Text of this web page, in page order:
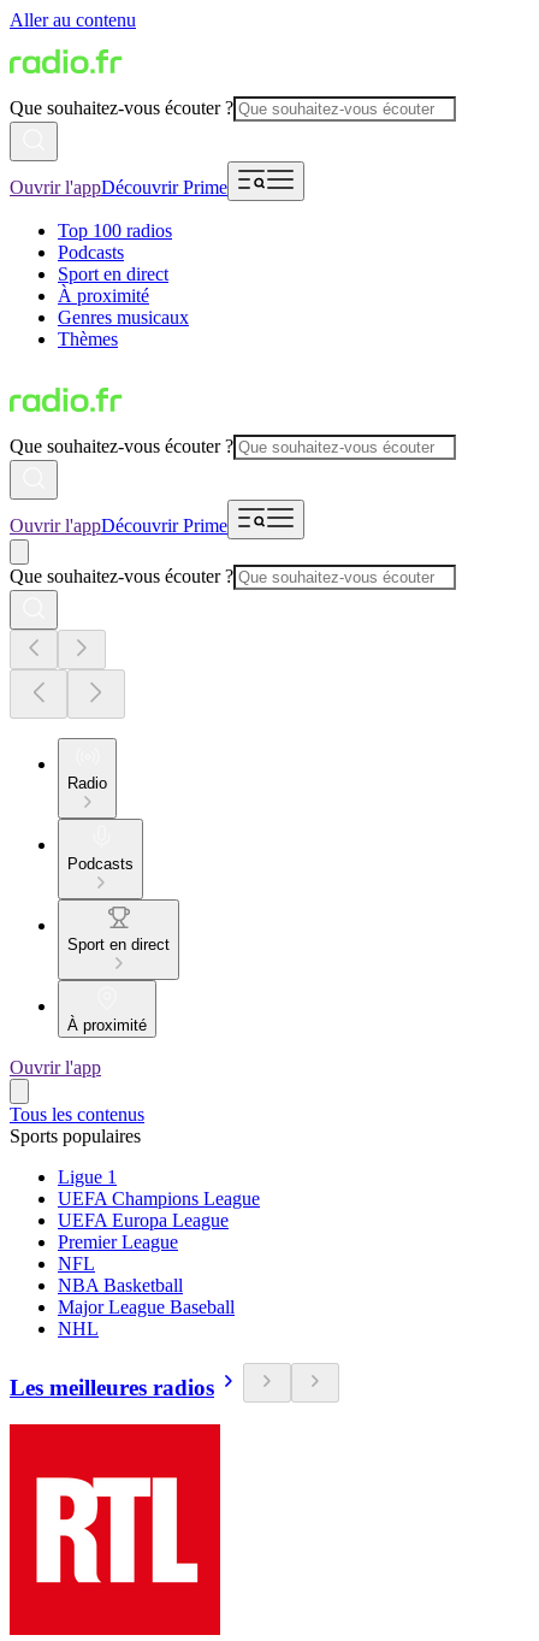
Aller au contenu
Que souhaitez-vous écouter ?
Ouvrir l'appDécouvrir Prime
Top 100 radios
Podcasts
Sport en direct
À proximité
Genres musicaux
Thèmes
Que souhaitez-vous écouter ?
Ouvrir l'appDécouvrir Prime
Que souhaitez-vous écouter ?
Radio
Podcasts
Sport en direct
À proximité
Ouvrir l'app
Tous les contenus
Sports populaires
Ligue 1
UEFA Champions League
UEFA Europa League
Premier League
NFL
NBA Basketball
Major League Baseball
NHL
Les meilleures radios